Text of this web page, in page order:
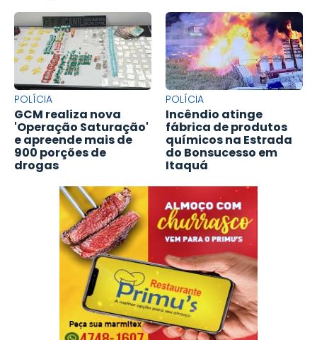
POLÍCIA
GCM realiza nova
'Operação Saturação'
e apreende mais de
900 porções de
drogas
POLÍCIA
Incêndio atinge
fábrica de produtos
químicos na Estrada
do Bonsucesso em
Itaquá